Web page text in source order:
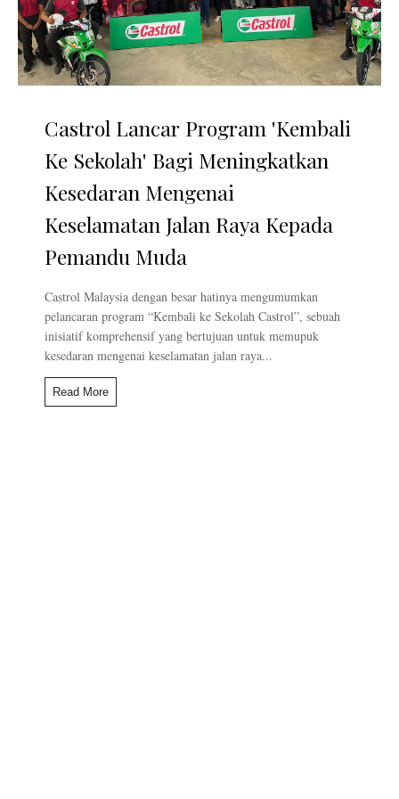
Castrol Lancar Program 'Kembali
Ke Sekolah' Bagi Meningkatkan
Kesedaran Mengenai
Keselamatan Jalan Raya Kepada
Pemandu Muda
Castrol Malaysia dengan besar hatinya mengumumkan
pelancaran program “Kembali ke Sekolah Castrol”, sebuah
inisiatif komprehensif yang bertujuan untuk memupuk
kesedaran mengenai keselamatan jalan raya...
Read More